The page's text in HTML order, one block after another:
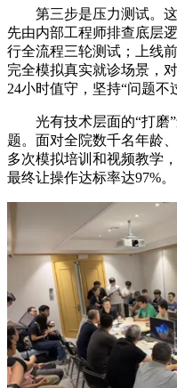
第三步是压力测试。
先由内部工程师排查底层
行全流程三轮测试；上线
完全模拟真实就诊场景，
24小时值守，坚持“问题不
光有技术层面的“打磨
题。面对全院数千名年龄
多次模拟培训和视频教学
最终让操作达标率达97%。